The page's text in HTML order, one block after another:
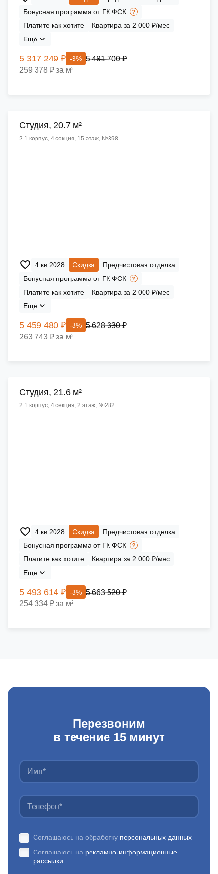
Бонусная программа от ГК ФСК
Платите как хотите
Квартира за 2 000 ₽/мес
Ещё
5 317 249 ₽ -3% 5 481 700 ₽
259 378 ₽ за м²
Cтудия, 20.7 м²
2.1 корпус, 4 секция, 15 этаж, №398
4 кв 2028 Скидка
Предчистовая отделка
Бонусная программа от ГК ФСК
Платите как хотите
Квартира за 2 000 ₽/мес
Ещё
5 459 480 ₽ -3% 5 628 330 ₽
263 743 ₽ за м²
Cтудия, 21.6 м²
2.1 корпус, 4 секция, 2 этаж, №282
4 кв 2028 Скидка
Предчистовая отделка
Бонусная программа от ГК ФСК
Платите как хотите
Квартира за 2 000 ₽/мес
Ещё
5 493 614 ₽ -3% 5 663 520 ₽
254 334 ₽ за м²
Перезвоним
в течение 15 минут
Соглашаюсь на обработку персональных данных
Соглашаюсь на рекламно-информационные
рассылки